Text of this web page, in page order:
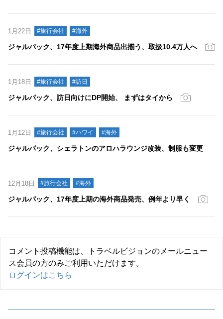
1月22日 #旅行会社 #海外
ジャルパック、17年度上期海外商品出揃う、取扱10.4万人へ
1月18日 #旅行会社 #訪日
ジャルパック、訪日向けにDP開始、 まずはタイから
1月12日 #旅行会社 #ハワイ #海外
ジャルパック、シェラトンのアロハラウンジ改装、制服も変更
12月18日 #旅行会社 #海外
ジャルパック、17年度上期の海外商品発売、例年より早く
コメント投稿機能は、トラベルビジョンのメールニュー
ス会員の方のみご利用いただけます。
ログインはこちら